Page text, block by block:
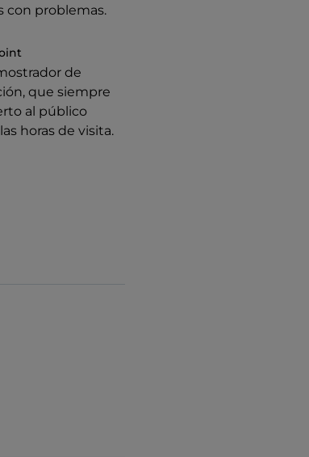
con problemas.
de
que siempre
al público
horas de visita.